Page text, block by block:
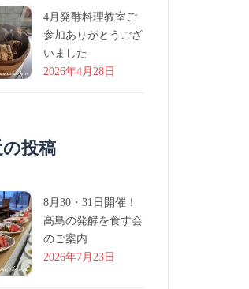
4月発酵料理教室ご
参加ありがとうござ
いました
2026年4月28日
投稿
8月30・31日開催！
高島の発酵を食す会
のご案内
2026年7月23日